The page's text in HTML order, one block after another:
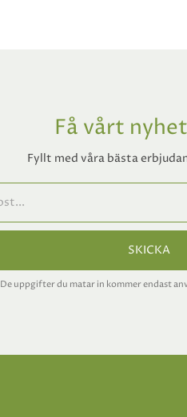
Få vårt
Fyllt med våra bästa
SKICKA
De uppgifter du matar in kommer endast